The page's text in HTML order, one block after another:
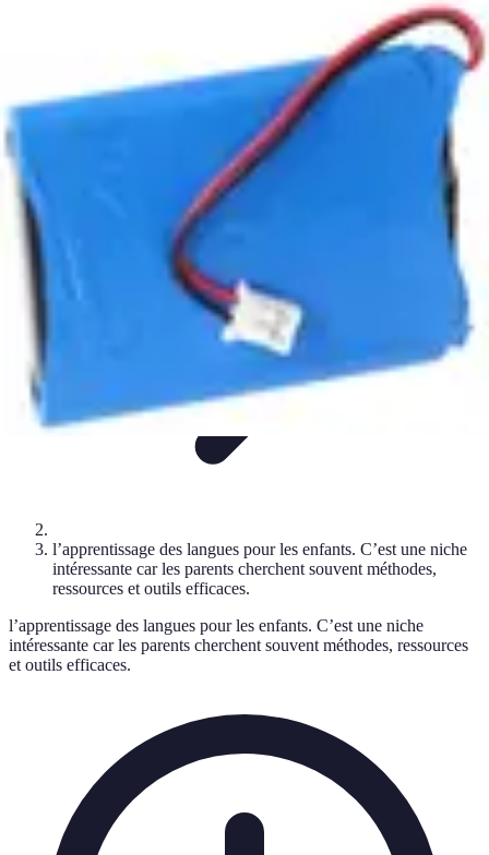
Langue Enfantine
l’apprentissage des langues pour les enfants. C’est une niche
intéressante car les parents cherchent souvent méthodes,
ressources et outils efficaces.
l’apprentissage des langues pour les enfants. C’est une niche
intéressante car les parents cherchent souvent méthodes, ressources
et outils efficaces.